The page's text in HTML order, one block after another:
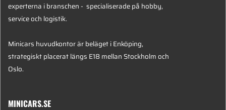
experterna i branschen - specialiserade på hobby,
service och logistik.
Minicars huvudkontor är beläget i Enköping,
strategiskt placerat längs E18 mellan Stockholm och
Oslo.
MINICARS.SE